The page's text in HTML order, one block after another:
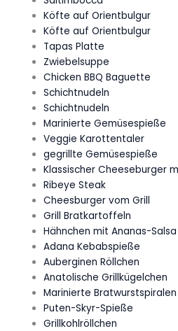
Köfte auf Orientbulgur
Köfte auf Orientbulgur
Tapas Platte
Zwiebelsuppe
Chicken BBQ Baguette
Schichtnudeln
Schichtnudeln
Marinierte Gemüsespieße
Veggie Karottentaler
gegrillte Gemüsespieße
Klassischer Cheeseburger
Ribeye Steak
Cheesburger vom Grill
Grill Bratkartoffeln
Hähnchen mit Ananas-Salsa
Adana Kebabspieße
Auberginen Röllchen
Anatolische Grillkügelchen
Marinierte Bratwurstspiralen
Puten-Skyr-Spieße
Grillkohlröllchen